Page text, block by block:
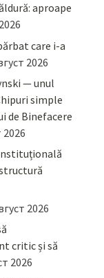
aproape
care i-a
2026
— unul
simple
de Binefacere
2026
2026
critic și să
2026